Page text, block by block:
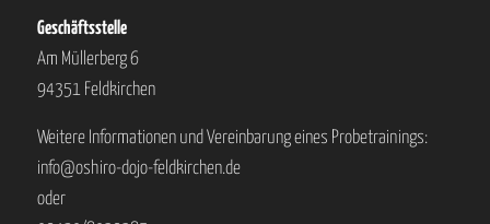
Geschäftsstelle
Am Müllerberg 6
94351 Feldkirchen
Weitere Informationen und Vereinbarung eines Probetrainings:
info@oshiro-dojo-feldkirchen.de
oder